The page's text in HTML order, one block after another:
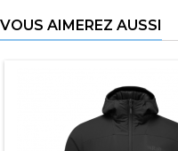
VOUS AIMEREZ AUSSI